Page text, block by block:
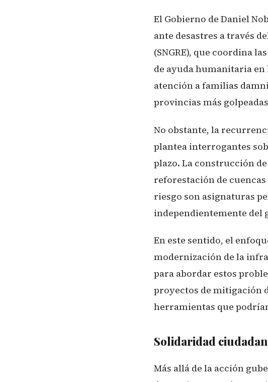
El Gobierno de Daniel
ante desastres a través
(SNGRE), que coordina
de ayuda humanitaria
atención a familias
provincias más
No obstante, la
plantea interrogantes
plazo. La construcción
reforestación de
riesgo son asignaturas
independientemente del
En este sentido, el
modernización de la
para abordar estos
proyectos de mitigación
herramientas que
Solidaridad
Más allá de la acción